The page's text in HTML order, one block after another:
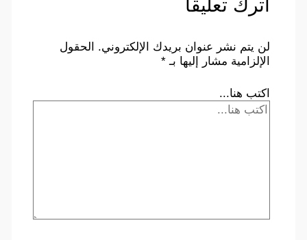
اترك تعليقاً
لن يتم نشر عنوان بريدك الإلكتروني. الحقول
الإلزامية مشار إليها بـ*
اكتب هنا...